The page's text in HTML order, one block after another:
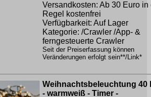
Versandkosten: Ab 30 Euro in
Regel kostenfrei
Verfügbarkeit: Auf Lager
Kategorie: /Crawler /App- &
ferngesteuerte Crawler
Seit der Preiserfassung können
Veränderungen erfolgt sein**/Link*
Weihnachtsbeleuchtung 40
- warmweiß - Timer -